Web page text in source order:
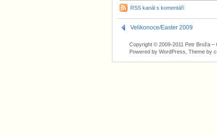
RSS kanál s komentáři
Velikonoce/Easter 2009
Copyright © 2009-2011 Petr Broža –
Powered by WordPress, Theme by